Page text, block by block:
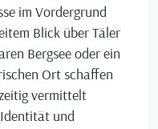
im Vordergrund
Blick über Täler
Bergsee oder ein
Ort schaffen
vermittelt
und